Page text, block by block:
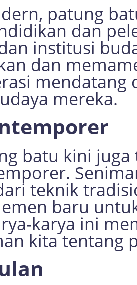
patung
dan
institusi
dan
mereka.
batu kini
teknik
baru
karya ini
kita tentang